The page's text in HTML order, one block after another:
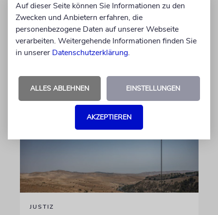
Programmdirektorin Andrea Schafarczyk
gewandt. Wir dokumentieren das Schreiben
im Wortlaut
07.08.2026
JUSTIZ
Auf dieser Seite können Sie Informationen zu den
Zwecken und Anbietern erfahren, die
personenbezogene Daten auf unserer Webseite
verarbeiten. Weitergehende Informationen finden Sie
in unserer Datenschutzerklärung.
ALLES ABLEHNEN EINSTELLUNGEN
AKZEPTIEREN